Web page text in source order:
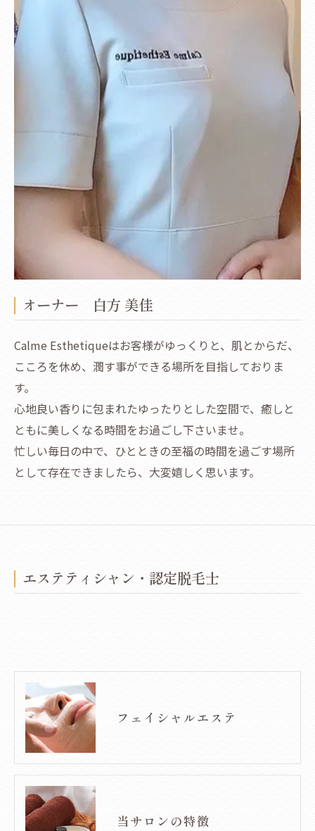
オーナー 白方 美佳
Calme Esthetiqueはお客様がゆっくりと、肌とからだ、
こころを休め、潤す事ができる場所を目指しておりま
す。
心地良い香りに包まれたゆったりとした空間で、癒しと
ともに美しくなる時間をお過ごし下さいませ。
忙しい毎日の中で、ひとときの至福の時間を過ごす場所
として存在できましたら、大変嬉しく思います。
エステティシャン・認定脱毛士
フェイシャルエステ
当サロンの特徴